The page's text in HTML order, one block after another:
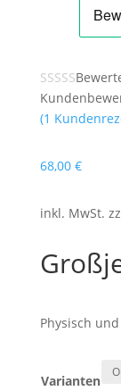
(1
68,00 €
inkl. MwSt.
Physisch
Varianten